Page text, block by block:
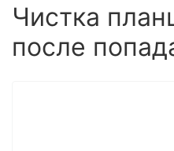
Чистка
после